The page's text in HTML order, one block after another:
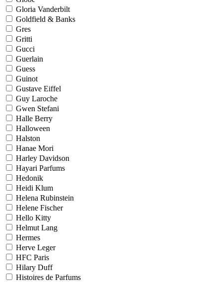
Gloria Vanderbilt
Goldfield & Banks
Gres
Gritti
Gucci
Guerlain
Guess
Guinot
Gustave Eiffel
Guy Laroche
Gwen Stefani
Halle Berry
Halloween
Halston
Hanae Mori
Harley Davidson
Hayari Parfums
Hedonik
Heidi Klum
Helena Rubinstein
Helene Fischer
Hello Kitty
Helmut Lang
Hermes
Herve Leger
HFC Paris
Hilary Duff
Histoires de Parfums